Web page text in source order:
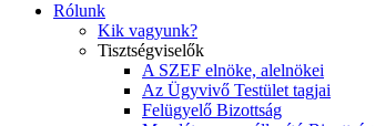
Rólunk
Kik vagyunk?
Tisztségviselők
A SZEF elnöke, alelnökei
Az Ügyvivő Testület tagjai
Felügyelő Bizottság